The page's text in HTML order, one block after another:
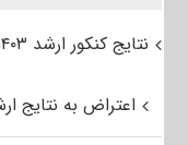
نتایج کنکور ارشد ۱۴۰۳
اعتراض به نتایج ارشد